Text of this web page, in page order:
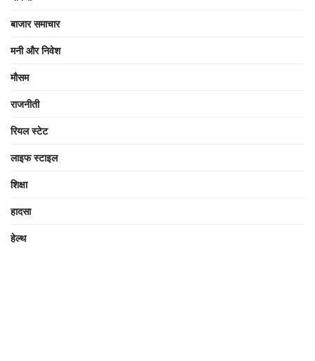
बाजार समाचार
मनी और निवेश
मौसम
राजनीती
रियल स्टेट
लाइफ स्टाइल
शिक्षा
हादसा
हेल्थ